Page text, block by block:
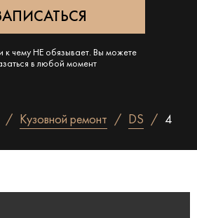
к чему НЕ обязывает. Вы можете
в любой момент
Кузовной ремонт DS 4